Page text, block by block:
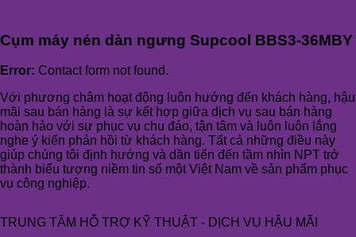
Cụm máy nén dàn ngưng Supcool BBS3-36MBY
Error: Contact form not found.
Với phương châm hoạt động luôn hướng đến khách hàng, hậu
mãi sau bán hàng là sự kết hợp giữa dịch vụ sau bán hàng
hoàn hảo với sự phục vụ chu đáo, tận tâm và luôn luôn lắng
nghe ý kiến phản hồi từ khách hàng. Tất cả những điều này
giúp chúng tôi định hướng và dần tiến đến tầm nhìn NPT trở
thành biểu tượng niềm tin số một Việt Nam về sản phẩm phục
vụ công nghiệp.
TRUNG TÂM HỖ TRỢ KỸ THUẬT - DỊCH VỤ HẬU MÃI